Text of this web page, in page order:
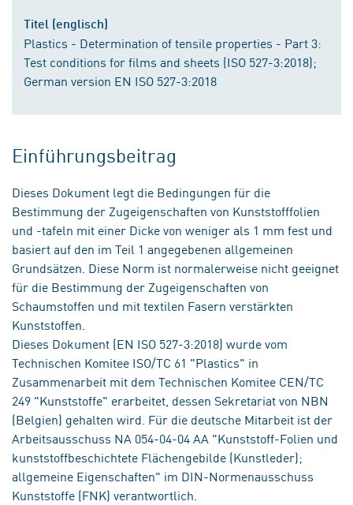
Titel (englisch)
Plastics - Determination of tensile properties - Part 3:
Test conditions for films and sheets (ISO 527-3:2018);
German version EN ISO 527-3:2018
Einführungsbeitrag
Dieses Dokument legt die Bedingungen für die
Bestimmung der Zugeigenschaften von Kunststofffolien
und -tafeln mit einer Dicke von weniger als 1 mm fest und
basiert auf den im Teil 1 angegebenen allgemeinen
Grundsätzen. Diese Norm ist normalerweise nicht geeignet
für die Bestimmung der Zugeigenschaften von
Schaumstoffen und mit textilen Fasern verstärkten
Kunststoffen.
Dieses Dokument (EN ISO 527-3:2018) wurde vom
Technischen Komitee ISO/TC 61 "Plastics" in
Zusammenarbeit mit dem Technischen Komitee CEN/TC
249 "Kunststoffe" erarbeitet, dessen Sekretariat von NBN
(Belgien) gehalten wird. Für die deutsche Mitarbeit ist der
Arbeitsausschuss NA 054-04-04 AA "Kunststoff-Folien und
kunststoffbeschichtete Flächengebilde (Kunstleder);
allgemeine Eigenschaften" im DIN-Normenausschuss
Kunststoffe (FNK) verantwortlich.